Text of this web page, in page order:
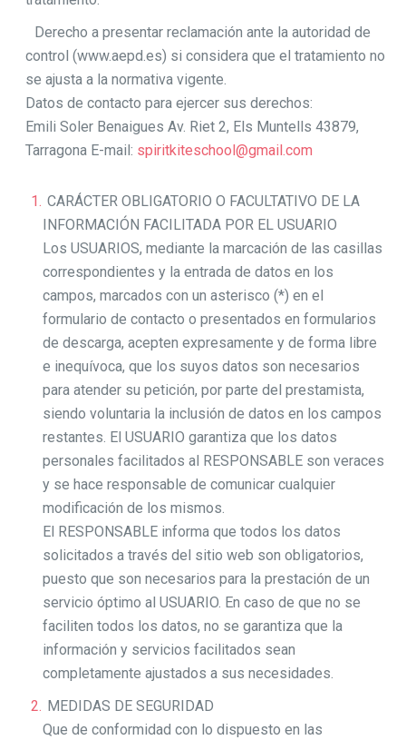
Derecho a presentar reclamación ante la autoridad de
control (www.aepd.es) si considera que el tratamiento no
se ajusta a la normativa vigente.
Datos de contacto para ejercer sus derechos:
Emili Soler Benaigues Av. Riet 2, Els Muntells 43879,
Tarragona E-mail: spiritkiteschool@gmail.com
CARÁCTER OBLIGATORIO O FACULTATIVO DE LA
INFORMACIÓN FACILITADA POR EL USUARIO
Los USUARIOS, mediante la marcación de las casillas
correspondientes y la entrada de datos en los
campos, marcados con un asterisco (*) en el
formulario de contacto o presentados en formularios
de descarga, acepten expresamente y de forma libre
e inequívoca, que los suyos datos son necesarios
para atender su petición, por parte del prestamista,
siendo voluntaria la inclusión de datos en los campos
restantes. El USUARIO garantiza que los datos
personales facilitados al RESPONSABLE son veraces
y se hace responsable de comunicar cualquier
modificación de los mismos.
El RESPONSABLE informa que todos los datos
solicitados a través del sitio web son obligatorios,
puesto que son necesarios para la prestación de un
servicio óptimo al USUARIO. En caso de que no se
faciliten todos los datos, no se garantiza que la
información y servicios facilitados sean
completamente ajustados a sus necesidades.
MEDIDAS DE SEGURIDAD
Que de conformidad con lo dispuesto en las